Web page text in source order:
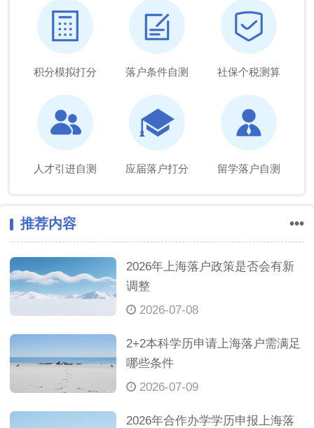
积分模拟打分 落户条件自测 社保个税测算
人才引进自测 应届落户打分 留学落户自测
推荐内容 •••
2026年上海落户政策是否会有新
调整
2026-07-08
2+2本科学历申请上海落户需满足
哪些条件
2026-07-09
2026年合作办学学历申报上海落